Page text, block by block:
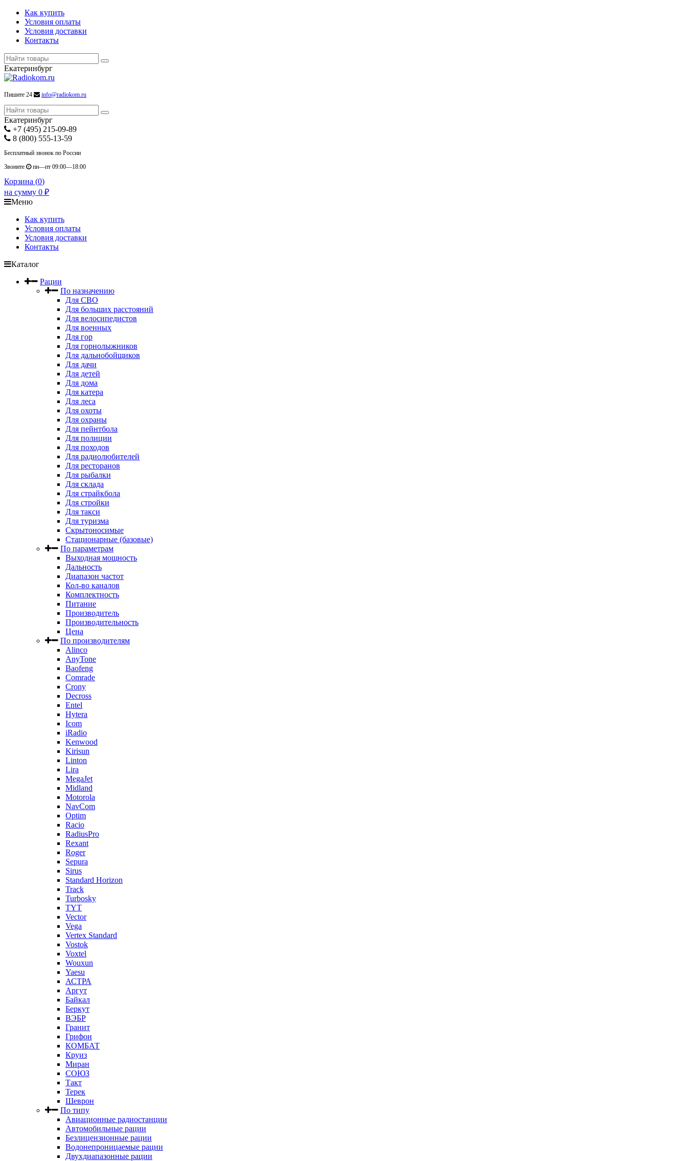
Как купить
Условия оплаты
Условия доставки
Контакты
Екатеринбург
Пишите 24 info@radiokom.ru
Екатеринбург
+7 (495) 215-09-89
8 (800) 555-13-59
Бесплатный звонок по России
Звоните
пн—пт 09:00—18:00
Корзина (0)
на сумму 0 ₽
Меню
Как купить
Условия оплаты
Условия доставки
Контакты
Каталог
Рации
По назначению
Для СВО
Для больших расстояний
Для велосипедистов
Для военных
Для гор
Для горнолыжников
Для дальнобойщиков
Для дачи
Для детей
Для дома
Для катера
Для леса
Для охоты
Для охраны
Для пейнтбола
Для полиции
Для походов
Для радиолюбителей
Для ресторанов
Для рыбалки
Для склада
Для страйкбола
Для стройки
Для такси
Для туризма
Скрытоносимые
Стационарные (базовые)
По параметрам
Выходная мощность
Дальность
Диапазон частот
Кол-во каналов
Комплектность
Питание
Производитель
Производительность
Цена
По производителям
Alinco
AnyTone
Baofeng
Comrade
Crony
Decross
Entel
Hytera
Icom
iRadio
Kenwood
Kirisun
Linton
Lira
MegaJet
Midland
Motorola
NavCom
Optim
Racio
RadiusPro
Rexant
Roger
Sepura
Sirus
Standard Horizon
Track
Turbosky
TYT
Vector
Vega
Vertex Standard
Vostok
Voxtel
Wouxun
Yaesu
АСТРА
Аргут
Байкал
Беркут
ВЭБР
Гранит
Грифон
КОМБАТ
Круиз
Миран
СОЮЗ
Такт
Терек
Шеврон
По типу
Авиационные радиостанции
Автомобильные рации
Безлицензионные рации
Водонепроницаемые рации
Двухдиапазонные рации